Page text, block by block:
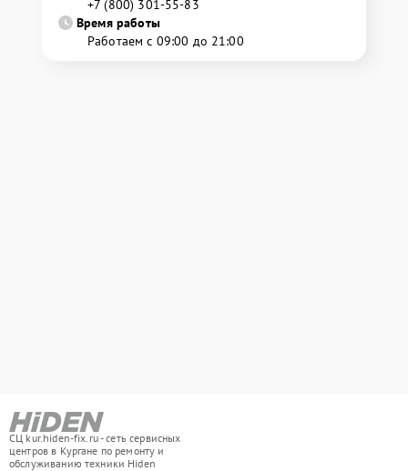
+7 (800) 301-55-83
Время работы
Работаем с 09:00 до 21:00
СЦ kur.hiden-fix.ru - сеть сервисных
центров в Кургане по ремонту и
обслуживанию техники Hiden